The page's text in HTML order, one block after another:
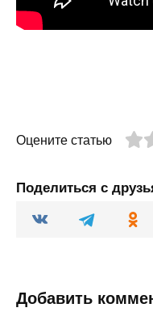
Оцените статью
Поделиться с
Добавить